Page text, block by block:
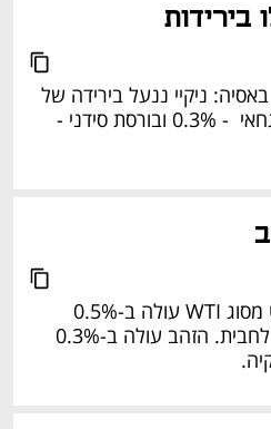
בירידות
בהמשך למגמה השלילית באסיה: ניקיי ננעל בירידה של
1.2%, קוספי - 1.8%, שנגחאי  - 0.3% ובורסת סידני -
לאחר הירידה אמש, הנפט מסוג WTI עולה ב-0.5%
לרמה של כמעט 60 דולר לחבית. הזהב עולה ב-0.3%